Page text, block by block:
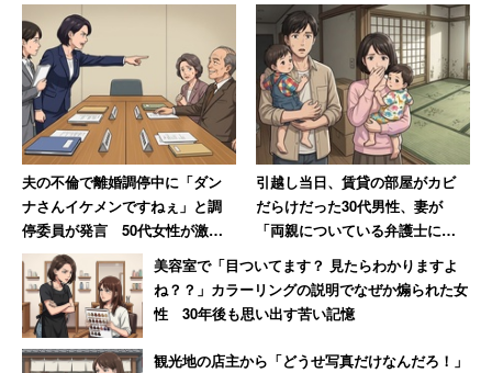
夫の不倫で離婚調停中に「ダン
ナさんイケメンですねぇ」と調
停委員が発言 50代女性が激怒
した無神経すぎる一言
引越し当日、賃貸の部屋がカビ
だらけだった30代男性、妻が
「両親についている弁護士に相
美容室で「目ついてます？ 見たらわかりますよ
ね？？」カラーリングの説明でなぜか煽られた女
性 30年後も思い出す苦い記憶
観光地の店主から「どうせ写真だけなんだろ！」